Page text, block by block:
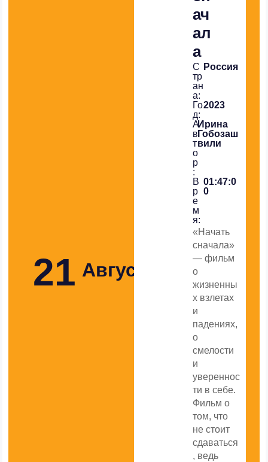
21 Августа
ач
ал
а
С
тр
ан
а:
Россия
Го
д:
2023
А
в
т
о
р
:
Ирина
Гобозаш
вили
В
р
е
м
я:
01:47:0
0
«Начать
сначала»
— фильм
о
жизненны
х взлетах
и ​​
падениях,
о
смелости
и
увереннос
ти в себе.
Фильм о
том, что
не стоит
сдаваться
, ведь